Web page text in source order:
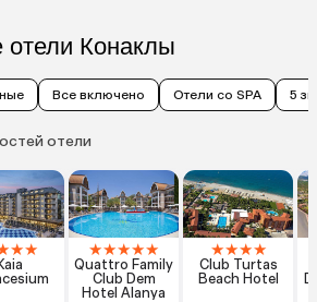
Конаклы
Все включено Отели со SPA 5
отели
★★
Kaia
★★★★★
Quattro Family
Club Dem
Hotel Alanya
★★★★
Club Turtas
Beach Hotel